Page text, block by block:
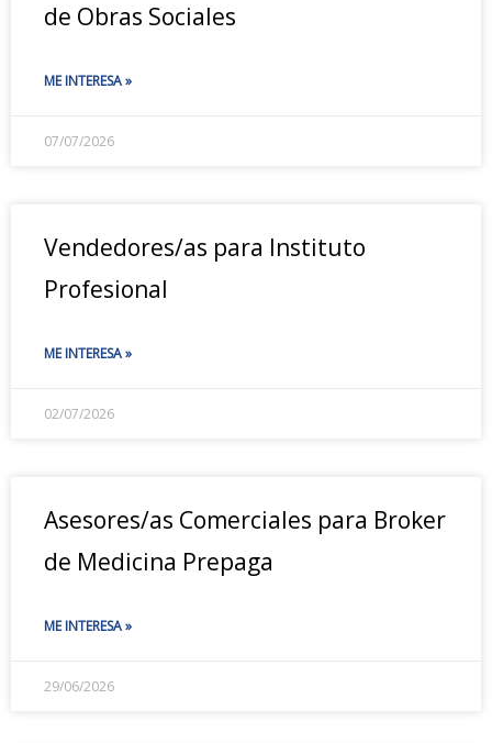
de Obras Sociales
ME INTERESA »
07/07/2026
Vendedores/as para Instituto
Profesional
ME INTERESA »
02/07/2026
Asesores/as Comerciales para Broker
de Medicina Prepaga
ME INTERESA »
29/06/2026